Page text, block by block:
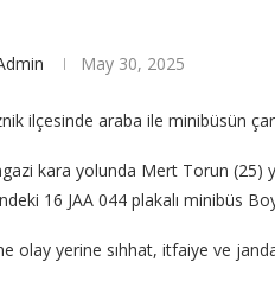
May 30, 2025
ilçesinde araba ile minibüsün
kara yolunda Mert Torun (25)
16 JAA 044 plakalı minibüs
olay yerine sıhhat, itfaiye ve